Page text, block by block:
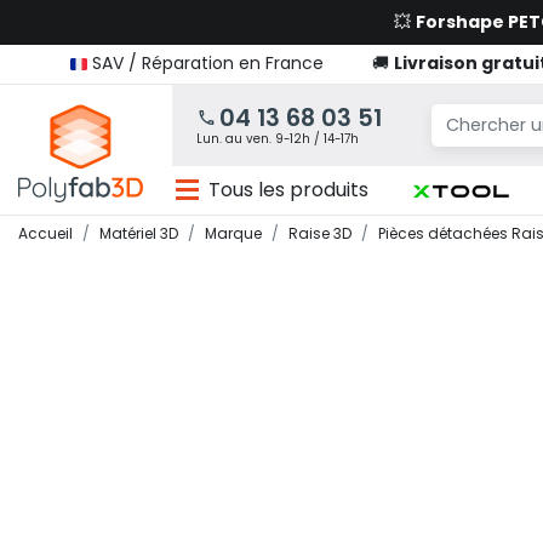
💥 Forshape
SAV / Réparation en France
🚚 Livraison
04 13 68 03 51
Lun. au ven. 9-12h / 14-17h
Tous les produits
Accueil Matériel 3D Marque Raise 3D Pièces détachées